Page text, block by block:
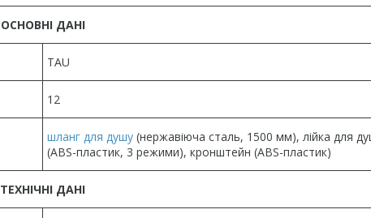
ОСНОВНІ ДАНІ
TAU
12
шланг для душу (нержавіюча сталь, 1500 мм), лійка для
(АВS-пластик, 3 режими), кронштейн (ABS-пластик)
ТЕХНІЧНІ ДАНІ